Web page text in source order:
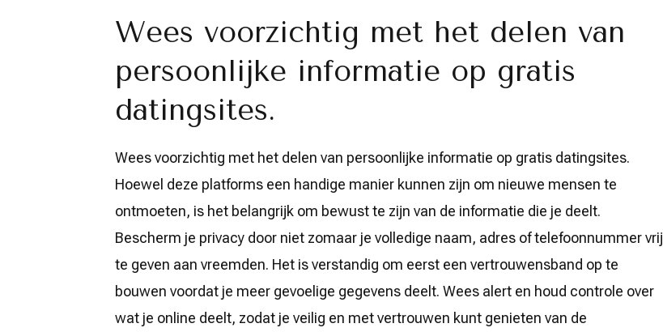
Wees voorzichtig met het delen van
persoonlijke informatie op gratis
datingsites.
Wees voorzichtig met het delen van persoonlijke informatie op gratis datingsites.
Hoewel deze platforms een handige manier kunnen zijn om nieuwe mensen te
ontmoeten, is het belangrijk om bewust te zijn van de informatie die je deelt.
Bescherm je privacy door niet zomaar je volledige naam, adres of telefoonnummer vrij
te geven aan vreemden. Het is verstandig om eerst een vertrouwensband op te
bouwen voordat je meer gevoelige gegevens deelt. Wees alert en houd controle over
wat je online deelt, zodat je veilig en met vertrouwen kunt genieten van de